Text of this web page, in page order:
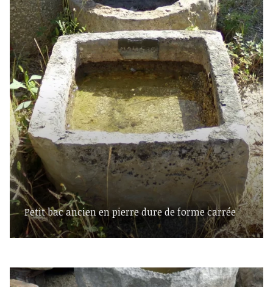
Petit bac ancien en pierre dure de forme carrée